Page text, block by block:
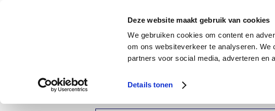
Deze website maakt gebruik van cookies
We gebruiken cookies om content en
om ons websiteverkeer te analyseren.
partners voor social media, adverteren en
Details tonen